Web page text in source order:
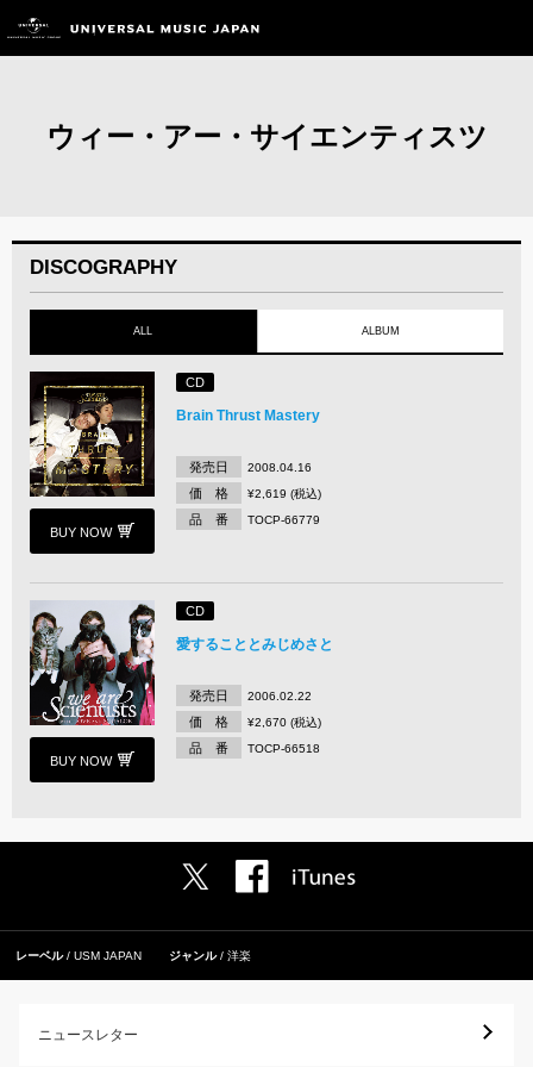
ウィー・アー・サイエンティスツ
DISCOGRAPHY
ALL ALBUM
BUY NOW
CD
Brain Thrust Mastery
発売日 2008.04.16
価 格 ¥2,619 (税込)
品 番 TOCP-66779
BUY NOW
CD
愛することとみじめさと
発売日 2006.02.22
価 格 ¥2,670 (税込)
品 番 TOCP-66518
レーベル USM JAPAN ジャンル 洋楽
ニュースレター